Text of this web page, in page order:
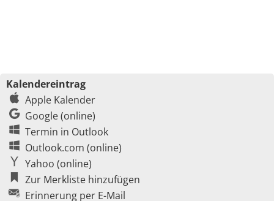
Kalendereintrag
Apple Kalender
Google (online)
Termin in Outlook
Outlook.com (online)
Yahoo (online)
Zur Merkliste hinzufügen
Erinnerung per E-Mail